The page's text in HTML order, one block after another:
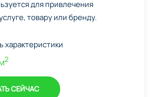
для привлечения
товару или бренду.
характеристики
2
СЕЙЧАС